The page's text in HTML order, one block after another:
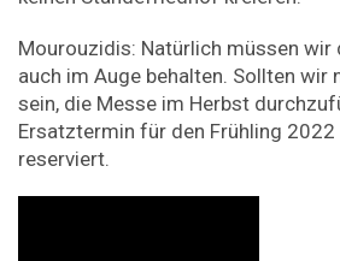
Mourouzidis: Natürlich müssen wir
auch im Auge behalten. Sollten wir
sein, die Messe im Herbst
Ersatztermin für den Frühling 2022
reserviert.